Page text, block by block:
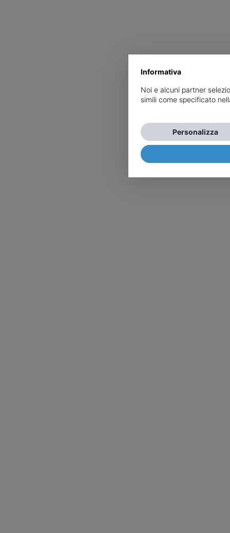
Informativa
Noi e alcuni partner
simili come specificato
Personalizza